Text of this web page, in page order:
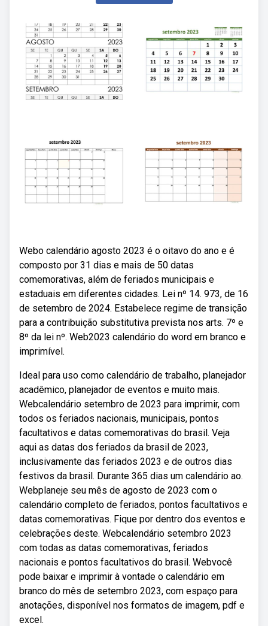
Webo calendário agosto 2023 é o oitavo do ano e é
composto por 31 dias e mais de 50 datas
comemorativas, além de feriados municipais e
estaduais em diferentes cidades. Lei nº 14. 973, de 16
de setembro de 2024. Estabelece regime de transição
para a contribuição substitutiva prevista nos arts. 7º e
8º da lei nº. Web2023 calendário do word em branco e
imprimível.
Ideal para uso como calendário de trabalho, planejador
acadêmico, planejador de eventos e muito mais.
Webcalendário setembro de 2023 para imprimir, com
todos os feriados nacionais, municipais, pontos
facultativos e datas comemorativas do brasil. Veja
aqui as datas dos feriados da brasil de 2023,
inclusivamente das feriados 2023 e de outros dias
festivos da brasil. Durante 365 dias um calendário ao.
Webplaneje seu mês de agosto de 2023 com o
calendário completo de feriados, pontos facultativos e
datas comemorativas. Fique por dentro dos eventos e
celebrações deste. Webcalendário setembro 2023
com todas as datas comemorativas, feriados
nacionais e pontos facultativos do brasil. Webvocê
pode baixar e imprimir à vontade o calendário em
branco do mês de setembro 2023, com espaço para
anotações, disponível nos formatos de imagem, pdf e
excel.